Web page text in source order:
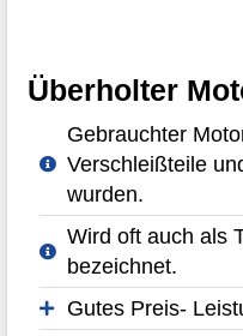
Überholter
Gebrauchter
Verschleißteile
wurden.
Wird oft auch als
bezeichnet.
Gutes Preis-